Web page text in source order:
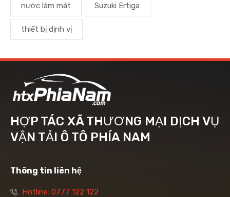
nước làm mát Suzuki Ertiga
thiết bị định vị
HỢP TÁC XÃ THƯƠNG MẠI DỊCH VỤ
VẬN TẢI Ô TÔ PHÍA NAM
Thông tin liên hệ
Hotline: 0777 122 122